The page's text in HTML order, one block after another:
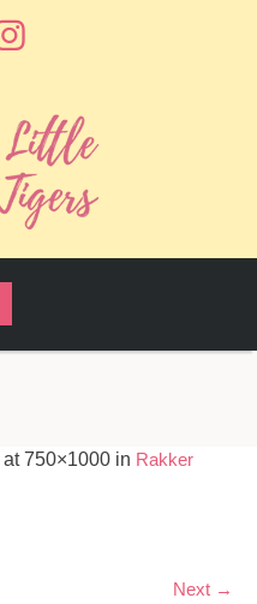
at 750×1000 in Rakker
Next →